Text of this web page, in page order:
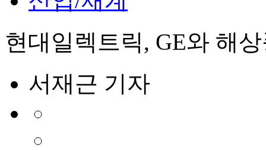
현대일렉트릭, GE와 해
서재근 기자